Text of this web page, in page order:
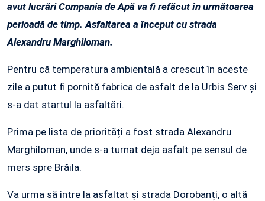
avut lucrări Compania de Apă va fi refăcut în următoarea
perioadă de timp. Asfaltarea a început cu strada
Alexandru Marghiloman.
Pentru că temperatura ambientală a crescut în aceste
zile a putut fi pornită fabrica de asfalt de la Urbis Serv și
s-a dat startul la asfaltări.
Prima pe lista de priorități a fost strada Alexandru
Marghiloman, unde s-a turnat deja asfalt pe sensul de
mers spre Brăila.
Va urma să intre la asfaltat și strada Dorobanți, o altă